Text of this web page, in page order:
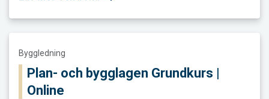
Byggledning
Plan- och bygglagen Grundkurs |
Online